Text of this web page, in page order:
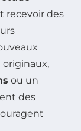
recevoir des
originaux,
ou un
des